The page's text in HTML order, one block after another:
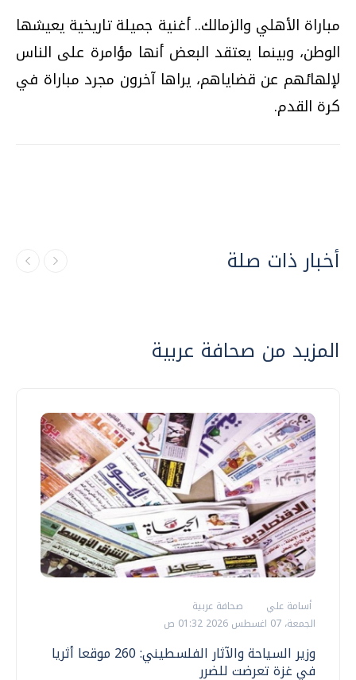
مباراة الأهلي والزمالك.. أغنية جميلة تاريخية يعيشها
الوطن، وبينما يعتقد البعض أنها مؤامرة على الناس
لإلهائهم عن قضاياهم، يراها آخرون مجرد مباراة في
كرة القدم.
أخبار ذات صلة
المزيد من صحافة عربية
أسامة علي
صحافة عربية
الجمعة، 07 اغسطس 2026 01:32 ص
وزير السياحة والآثار الفلسطيني: 260 موقعا أثريا
في غزة تعرضت للضرر